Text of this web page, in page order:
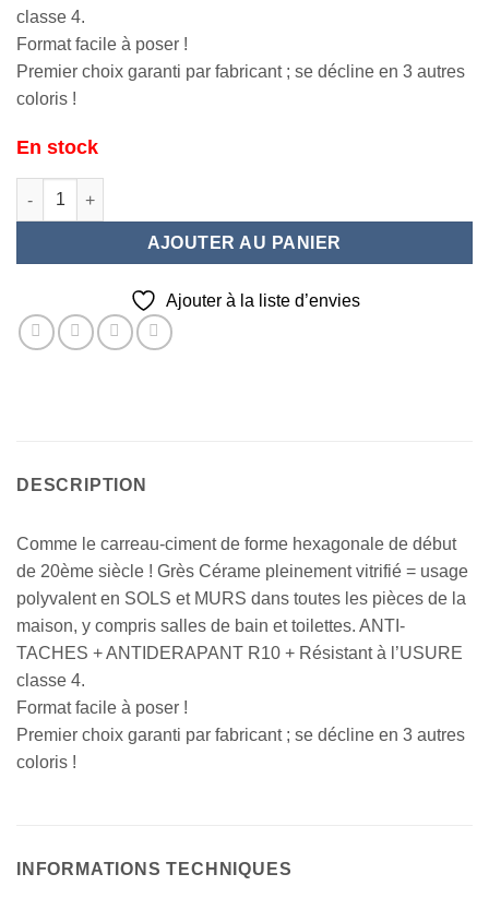
classe 4.
Format facile à poser !
Premier choix garanti par fabricant ; se décline en 3 autres
coloris !
En stock
quantité de Hexagone Industry Dark 22,5x25,9
AJOUTER AU PANIER
Ajouter à la liste d’envies
DESCRIPTION
Comme le carreau-ciment de forme hexagonale de début
de 20ème siècle ! Grès Cérame pleinement vitrifié = usage
polyvalent en SOLS et MURS dans toutes les pièces de la
maison, y compris salles de bain et toilettes. ANTI-
TACHES + ANTIDERAPANT R10 + Résistant à l’USURE
classe 4.
Format facile à poser !
Premier choix garanti par fabricant ; se décline en 3 autres
coloris !
INFORMATIONS TECHNIQUES